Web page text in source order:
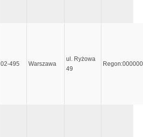
02-495 Warszawa
ul. Ryżowa
49